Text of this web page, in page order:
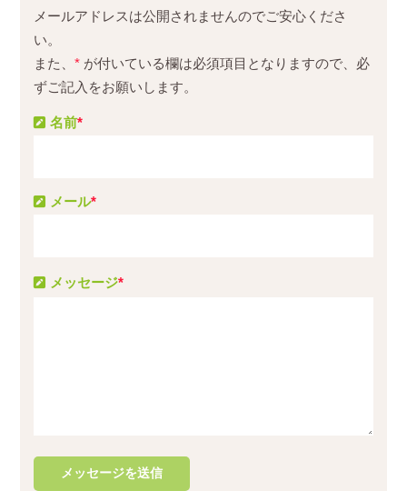
メールアドレスは公開されませんのでご安心くださ
い。
また、* が付いている欄は必須項目となりますので、必
ずご記入をお願いします。
メッセージ*
名前*
メール*